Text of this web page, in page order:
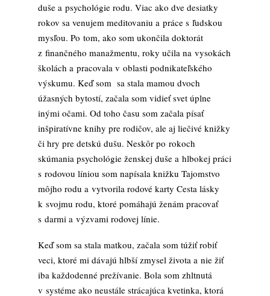
duše a psychológie rodu. Viac ako dve desiatky
rokov sa venujem meditovaniu a práce s ľudskou
mysľou. Po tom, ako som ukončila doktorát
z finančného manažmentu, roky učila na vysokách
školách a pracovala v oblasti podnikateľského
výskumu. Keď som sa stala mamou dvoch
úžasných bytostí, začala som vidieť svet úplne
inými očami. Od toho času som začala písať
inšpiratívne knihy pre rodičov, ale aj liečivé knižky
či hry pre detskú dušu. Neskôr po rokoch
skúmania psychológie ženskej duše a hlbokej práci
s rodovou líniou som napísala knižku Tajomstvo
môjho rodu a vytvorila rodové karty Cesta lásky
k svojmu rodu, ktoré pomáhajú ženám pracovať
s darmi a výzvami rodovej línie.
Keď som sa stala matkou, začala som túžiť robiť
veci, ktoré mi dávajú hlbší zmysel života a nie žiť
iba každodenné prežívanie. Bola som zhltnutá
v systéme ako neustále strácajúca kvetinka, ktorá